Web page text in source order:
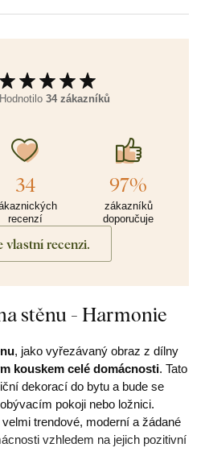
Hodnotilo 34 zákazníků
34
recenzí
97%
zákazníků
doporučuje
vlastní recenzi.
stěnu - Harmonie
, jako vyřezávaný obraz z dílny
kouskem celé domácnosti. Tato
dekorací do bytu a bude se
pokoji nebo ložnici.
trendové, moderní a žádané
vzhledem na jejich pozitivní